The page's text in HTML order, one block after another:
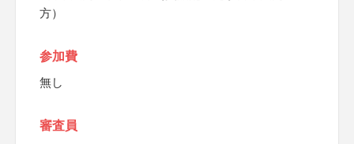
方）
参加費
無し
審査員